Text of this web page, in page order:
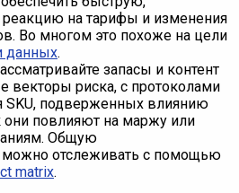
на тарифы и изменения
Во многом это похоже на цели
данных.
запасы и контент
векторы риска, с протоколами
SKU, подверженных влиянию
они повлияют на маржу или
Общую
можно отслеживать с помощью
matrix.